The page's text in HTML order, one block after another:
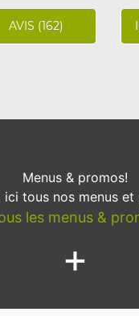
AVIS (162)
Menus & promos!
ici tous nos menus
les menus &
+